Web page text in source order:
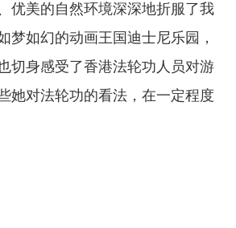
美的自然环境深深地折服了我
如幻的动画王国迪士尼乐园，
身感受了香港法轮功人员对游
她对法轮功的看法，在一定程度